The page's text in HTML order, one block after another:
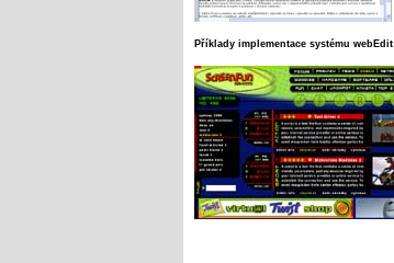
Příklady implementace systému webEdit